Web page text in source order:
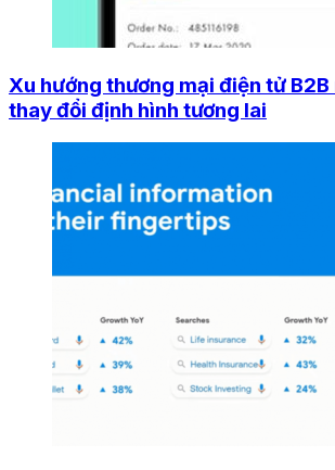
Xu hướng thương mại điện tử
thay đổi định hình tương lai